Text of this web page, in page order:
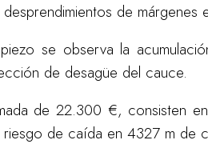
de márgenes
se observa la
de desagüe del cauce.
de 22.300 €, consisten en
de caída en 4327 m de